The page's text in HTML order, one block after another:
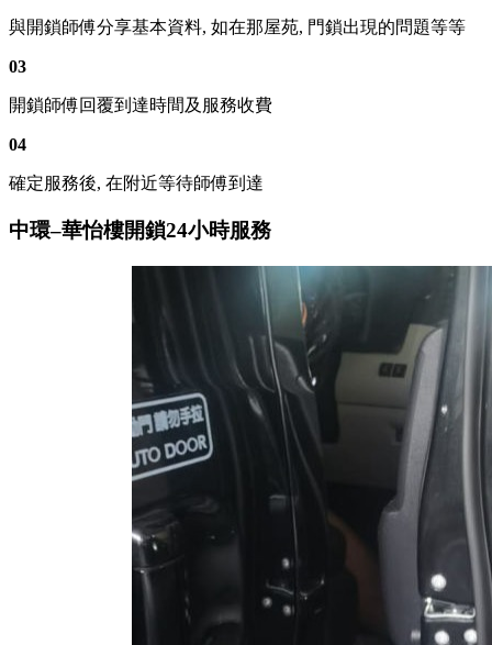
與開鎖師傅分享基本資料, 如在那屋苑, 門鎖出現的問題等等
03
開鎖師傅回覆到達時間及服務收費
04
確定服務後, 在附近等待師傅到達
中環–華怡樓開鎖24小時服務